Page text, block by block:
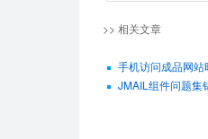
>> 相关文章
手机访问成品网
JMAIL组件问题集